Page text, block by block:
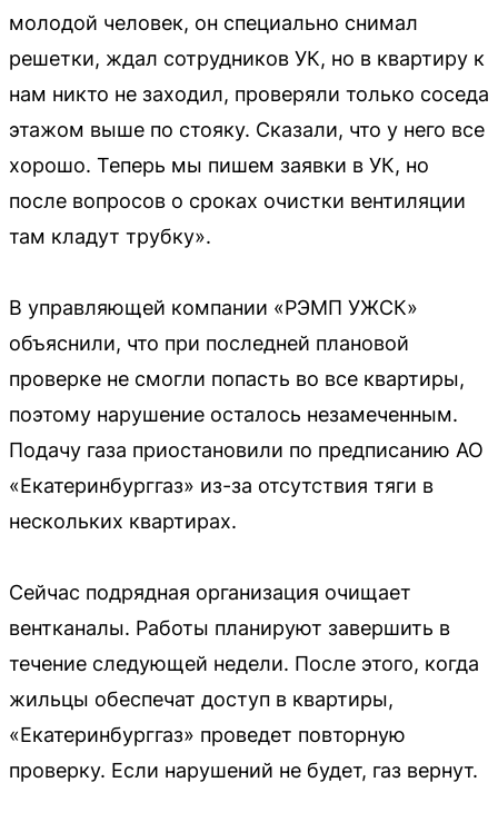
молодой человек, он специально снимал
решетки, ждал сотрудников УК, но в квартиру к
нам никто не заходил, проверяли только соседа
этажом выше по стояку. Сказали, что у него все
хорошо. Теперь мы пишем заявки в УК, но
после вопросов о сроках очистки вентиляции
там кладут трубку».
В управляющей компании «РЭМП УЖСК»
объяснили, что при последней плановой
проверке не смогли попасть во все квартиры,
поэтому нарушение осталось незамеченным.
Подачу газа приостановили по предписанию АО
«Екатеринбурггаз» из-за отсутствия тяги в
нескольких квартирах.
Сейчас подрядная организация очищает
вентканалы. Работы планируют завершить в
течение следующей недели. После этого, когда
жильцы обеспечат доступ в квартиры,
«Екатеринбурггаз» проведет повторную
проверку. Если нарушений не будет, газ вернут.